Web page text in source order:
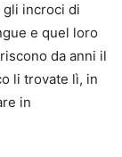
incroci di
e quel loro
da anni il
li trovate lì, in
in